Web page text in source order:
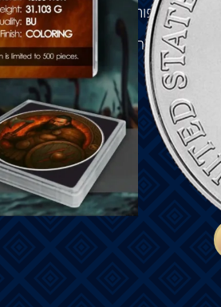
המפורסמים ביותר בהיסטוריה.
כלוחם חסר פחד ומפקד דגול
מקוריות.